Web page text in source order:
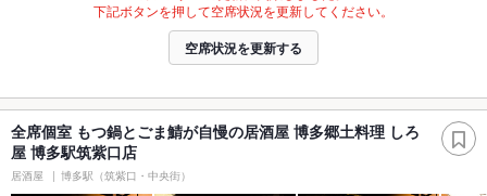
下記ボタンを押して空席状況を更新してください。
空席状況を更新する
全席個室 もつ鍋とごま鯖が自慢の居酒屋 博多郷土料理 しろ
屋 博多駅筑紫口店
居酒屋 博多駅（筑紫口・中央街）